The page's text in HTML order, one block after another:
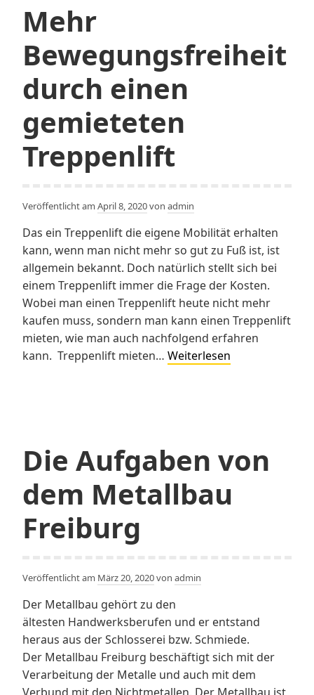
Mehr
Bewegungsfreiheit
durch einen
gemieteten
Treppenlift
Veröffentlicht am April 8, 2020von admin
Das ein Treppenlift die eigene Mobilität erhalten
kann, wenn man nicht mehr so gut zu Fuß ist, ist
allgemein bekannt. Doch natürlich stellt sich bei
einem Treppenlift immer die Frage der Kosten.
Wobei man einen Treppenlift heute nicht mehr
kaufen muss, sondern man kann einen Treppenlift
mieten, wie man auch nachfolgend erfahren
kann. Treppenlift mieten… Weiterlesen
Die Aufgaben von
dem Metallbau
Freiburg
Veröffentlicht am März 20, 2020von admin
Der Metallbau gehört zu den
ältesten Handwerksberufen und er entstand
heraus aus der Schlosserei bzw. Schmiede.
Der Metallbau Freiburg beschäftigt sich mit der
Verarbeitung der Metalle und auch mit dem